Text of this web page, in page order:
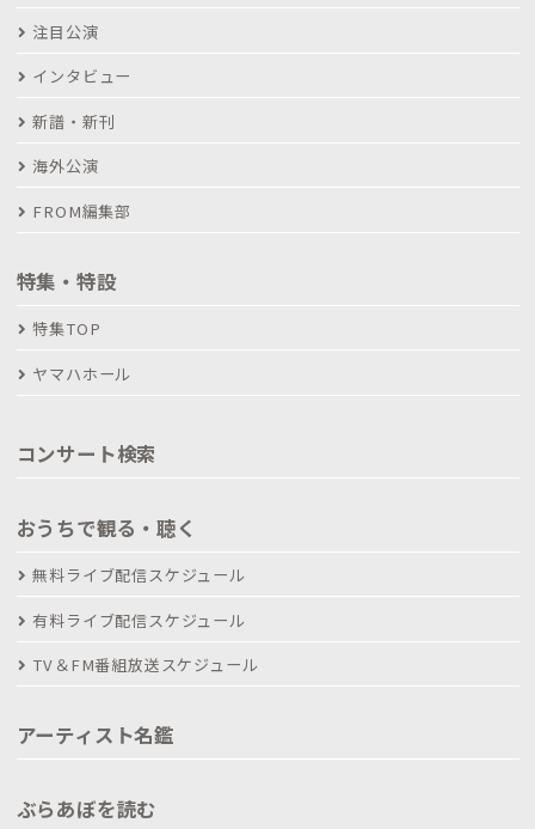
注目公演
インタビュー
新譜・新刊
海外公演
FROM編集部
特集・特設
特集TOP
ヤマハホール
コンサート検索
おうちで観る・聴く
無料ライブ配信スケジュール
有料ライブ配信スケジュール
TV＆FM番組放送スケジュール
アーティスト名鑑
ぶらあぼを読む